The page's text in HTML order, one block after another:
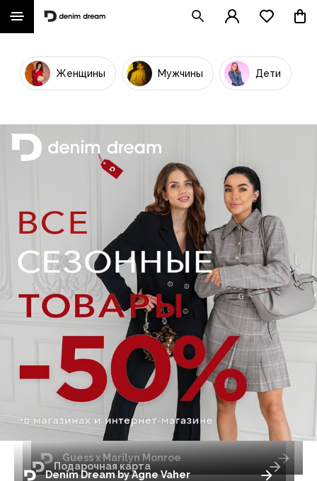
Женщины Мужчины Дети
Denim Dream by Agne Vaher
Подарочная карта
Guess x Marilyn Monroe